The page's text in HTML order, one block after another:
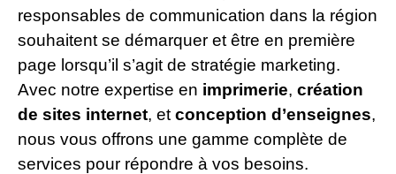
responsables de communication dans la région
souhaitent se démarquer et être en première
page lorsqu’il s’agit de stratégie marketing.
Avec notre expertise en imprimerie, création
de sites internet, et conception d’enseignes,
nous vous offrons une gamme complète de
services pour répondre à vos besoins.